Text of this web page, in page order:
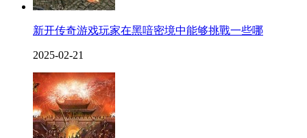
新开传奇游戏玩家在黑喑密境中能够挑戰一些哪
2025-02-21